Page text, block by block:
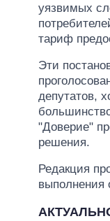
уязвимых
тариф
Эти
депутатов,
"Доверие"
решения.
Редакция
выполнения